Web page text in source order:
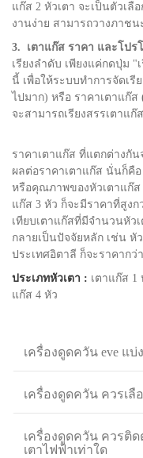
แก๊ส 2 หัวเตา จะเป็นตัวเลื
งานง่าย สามารถวางภาช
3. เตาแก๊ส ราคา และโปร
เรียงลำดับ เพียงแค่กดปุ่ม
นี้ เพื่อให้ระบบทำการจัดเรี
ไปมาก) หรือ ราคาเตาแก๊
จะสามารถเรียงสรรเตา
ราคาเตาแก๊ส ที่แตกต่างกั
ผลต่อราคาเตาแก๊ส นั่นก็คื
หรือคุณภาพของหัวเตาแก๊ส
แก๊ส 3 หัว ก็จะมีราคาที่สูง
เทียบเตาแก๊สที่มีจำนวนหัว
กลายเป็นปัจจัยหลัก เช่น หั
ประเทศอิตาลี ก็จะราคากว่
ประเภทหัวเตา : เตาแก๊ส 1
แก๊ส 4 หัว
เครื่องดูดควัน eve แบ่
เครื่องดูดควัน ควรเลื
เครื่องดูดควัน ควรติ
เตาไฟฟ้าเท่าใด